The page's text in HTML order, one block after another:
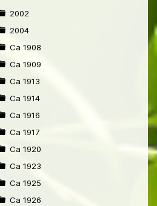
2002
2004
Ca 1908
Ca 1909
Ca 1913
Ca 1914
Ca 1916
Ca 1917
Ca 1920
Ca 1923
Ca 1925
Ca 1926